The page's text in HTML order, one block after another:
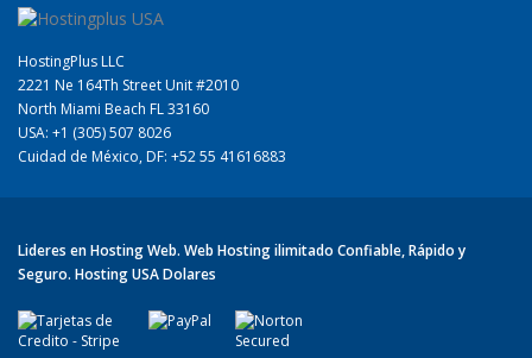
HostingPlus LLC
2221 Ne 164Th Street Unit #2010
North Miami Beach FL 33160
USA: +1 (305) 507 8026
Cuidad de México, DF: +52 55 41616883
Lideres en Hosting Web. Web Hosting ilimitado Confiable, Rápido y
Seguro. Hosting USA Dolares